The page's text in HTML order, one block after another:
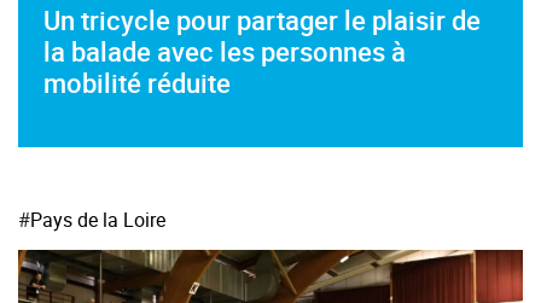
Un tricycle pour partager le plaisir de
la balade avec les personnes à
mobilité réduite
#Pays de la Loire